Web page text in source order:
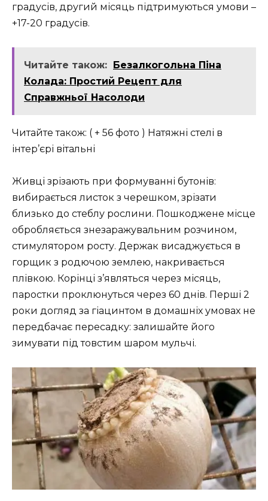
градусів, другий місяць підтримуються умови –
+17-20 градусів.
Читайте також: Безалкогольна Піна
Колада: Простий Рецепт для
Справжньої Насолоди
Читайте також: ( + 56 фото ) Натяжні стелі в
інтер’єрі вітальні
Живці зрізають при формуванні бутонів:
вибирається листок з черешком, зрізати
близько до стеблу рослини. Пошкоджене місце
обробляється знезаражувальним розчином,
стимулятором росту. Держак висаджується в
горщик з родючою землею, накривається
плівкою. Корінці з’являться через місяць,
паростки проклюнуться через 60 днів. Перші 2
роки догляд за гіацинтом в домашніх умовах не
передбачає пересадку: залишайте його
зимувати під товстим шаром мульчі.